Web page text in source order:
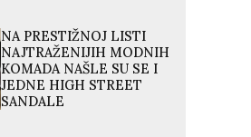
NA PRESTIŽNOJ LISTI
NAJTRAŽENIJIH MODNIH
KOMADA NAŠLE SU SE I
JEDNE HIGH STREET
SANDALE